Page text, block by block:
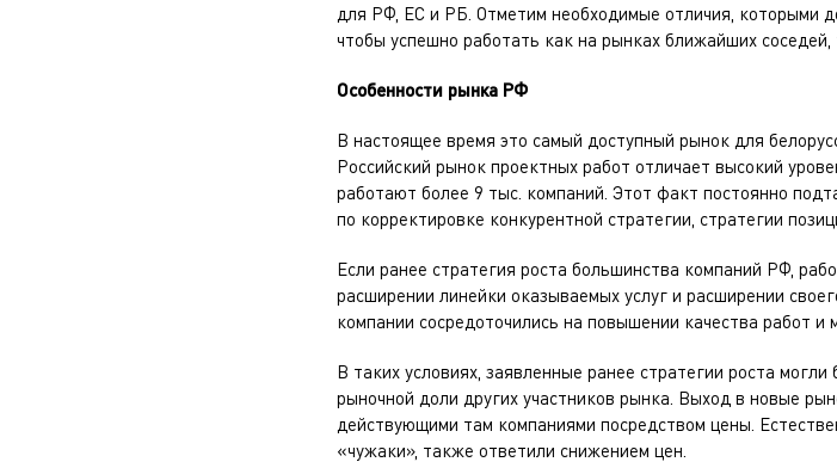
для РФ, ЕС и РБ. Отметим необходимые отличия, которыми
чтобы успешно работать как на рынках ближайших
Особенности рынка РФ
В настоящее время это самый доступный рынок для
Российский рынок проектных работ отличает высокий
работают более 9 тыс. компаний. Этот факт постоянно
по корректировке конкурентной стратегии, стратегии
Если ранее стратегия роста большинства компаний РФ,
расширении линейки оказываемых услуг и расширении
компании сосредоточились на повышении качества работ и
В таких условиях, заявленные ранее стратегии роста
рыночной доли других участников рынка. Выход в новые
действующими там компаниями посредством цены.
«чужаки», также ответили снижением цен.